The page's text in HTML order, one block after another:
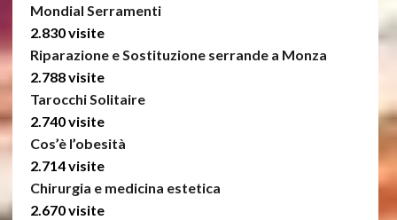
Mondial Serramenti
2.830 visite
Riparazione e Sostituzione serrande a Monza
2.788 visite
Tarocchi Solitaire
2.740 visite
Cos’è l’obesità
2.714 visite
Chirurgia e medicina estetica
2.670 visite